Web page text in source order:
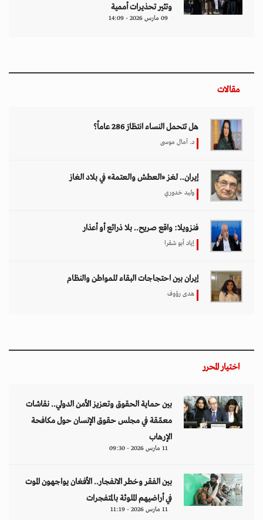
وتثير تحذيرات أممية
09 مارس 2026 - 14:09
مقالات
هل تتحمل النساء انتظارَ 286 عاماً؟
د. آمال موسى
إيران.. لغز «العطش والعتمة» في بلاد الغاز
وليد خدوري
فنزويلا: واقع صريح.. بلا ذرائع أو أعذار
إياد أبو شقرا
إيران بين احتجاجات البقاء للمواطن والنظام
هدى رؤوف
اختيار المحرر
بين حماية الحقوق وتعزيز الأمن الدولي.. نقاشات
معمّقة في مجلس حقوق الإنسان حول مكافحة
الإرهاب
11 مارس 2026 - 09:30
بين الفقر وخطر الانفجار.. الأفغان يواجهون الموت
في أراضيهم الملوثة بالمتفجرات
11 مارس 2026 - 11:19